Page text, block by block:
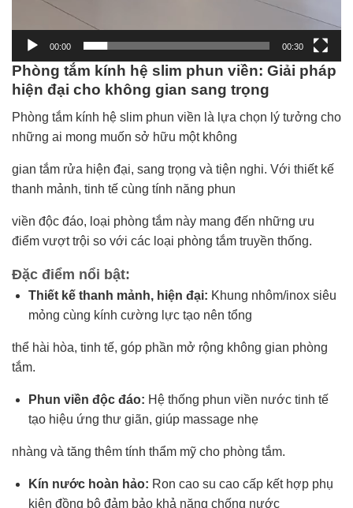
00:00 00:30
Phòng tắm kính hệ slim phun viền: Giải pháp
hiện đại cho không gian sang trọng
Phòng tắm kính hệ slim phun viền là lựa chọn lý tưởng cho
những ai mong muốn sở hữu một không
gian tắm rửa hiện đại, sang trọng và tiện nghi. Với thiết kế
thanh mảnh, tinh tế cùng tính năng phun
viền độc đáo, loại phòng tắm này mang đến những ưu
điểm vượt trội so với các loại phòng tắm truyền thống.
Đặc điểm nổi bật:
Thiết kế thanh mảnh, hiện đại: Khung nhôm/inox siêu
mỏng cùng kính cường lực tạo nên tổng
thể hài hòa, tinh tế, góp phần mở rộng không gian phòng
tắm.
Phun viền độc đáo: Hệ thống phun viền nước tinh tế
tạo hiệu ứng thư giãn, giúp massage nhẹ
nhàng và tăng thêm tính thẩm mỹ cho phòng tắm.
Kín nước hoàn hảo: Ron cao su cao cấp kết hợp phụ
kiện đồng bộ đảm bảo khả năng chống nước